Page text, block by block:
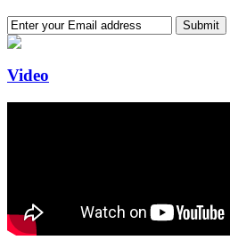
Video